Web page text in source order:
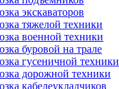
экскаваторов
тяжелой техники
военной техники
буровой на трале
гусеничной техники
дорожной техники
кабелеукладчиков